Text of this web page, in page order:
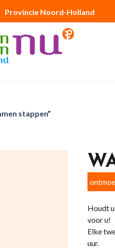
Provincie Noord-Holland
stappen”
Houdt
voor u!
Elke
uur.